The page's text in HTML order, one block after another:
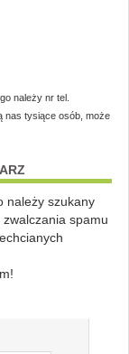
należy nr tel.
nas tysiące osób, może
należy szukany
spamu